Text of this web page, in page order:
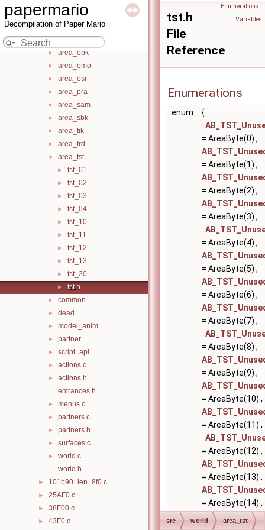
papermario
Decompilation of Paper Mario
► area_mgm
► area_mim
► area_nok
► area_obk
► area_omo
► area_osr
► area_pra
► area_sam
► area_sbk
► area_tik
► area_trd
▼ area_tst
► tst_01
► tst_02
► tst_03
► tst_04
► tst_10
► tst_11
► tst_12
► tst_13
► tst_20
► tst.h
► common
► dead
► model_anim
► partner
► script_api
► actions.c
►
actions.h
entrances.h
► menus.c
► partners.c
► partners.h
► surfaces.c
►
world.c
world.h
► 101b90_len_8f0.c
► 25AF0.c
► 38F00.c
► 43F0.c
Enumerations |
Variables
tst.h
File
Reference
Enumerations
enum
{
= AreaByte(0) ,
= AreaByte(1) ,
= AreaByte(2) ,
= AreaByte(3) ,
= AreaByte(4) ,
= AreaByte(5) ,
= AreaByte(6) ,
= AreaByte(7) ,
= AreaByte(8) ,
= AreaByte(9) ,
= AreaByte(10) ,
= AreaByte(11) ,
= AreaByte(12) ,
= AreaByte(13) ,
= AreaByte(14) ,
src world area_tst